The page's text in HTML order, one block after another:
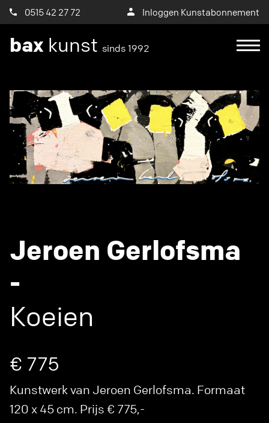
0515 42 27 72 Inloggen Kunstabonnement
bax kunst sinds 1992
Jeroen Gerlofsma
-
Koeien
€ 775
Kunstwerk van Jeroen Gerlofsma. Formaat
120 x 45 cm. Prijs € 775,-